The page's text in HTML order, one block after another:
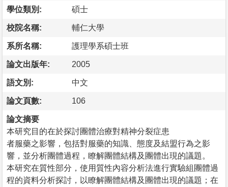
學位類別: 碩士
校院名稱: 輔仁大學
系所名稱: 護理學系碩士班
論文出版年: 2005
語文別: 中文
論文頁數: 106
論文摘要
本研究目的在於探討團體治療對精神分裂症患
者服藥之影響，包括對服藥的知識、態度及結盟行為之影
響，並分析團體過程，瞭解團體結構及團體出現的議題。
本研究在質性部分，使用質性內容分析法進行實驗組團體過
程的資料分析探討，以瞭解團體結構及團體出現的議題；在